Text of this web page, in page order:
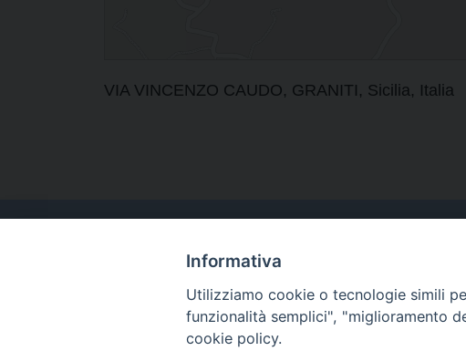
VIA VINCENZO CAUDO, GRANITI, Sicilia, Italia
Informativa
Utilizziamo cookie o tecnologie simili
funzionalità semplici", "miglioramento
cookie policy.